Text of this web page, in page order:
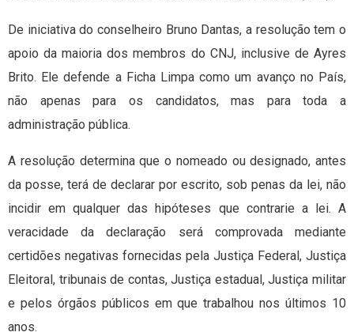
De iniciativa do conselheiro Bruno Dantas, a resolução tem o
apoio da maioria dos membros do CNJ, inclusive de Ayres
Brito. Ele defende a Ficha Limpa como um avanço no País,
não apenas para os candidatos, mas para toda a
administração pública.
A resolução determina que o nomeado ou designado, antes
da posse, terá de declarar por escrito, sob penas da lei, não
incidir em qualquer das hipóteses que contrarie a lei. A
veracidade da declaração será comprovada mediante
certidões negativas fornecidas pela Justiça Federal, Justiça
Eleitoral, tribunais de contas, Justiça estadual, Justiça militar
e pelos órgãos públicos em que trabalhou nos últimos 10
anos.